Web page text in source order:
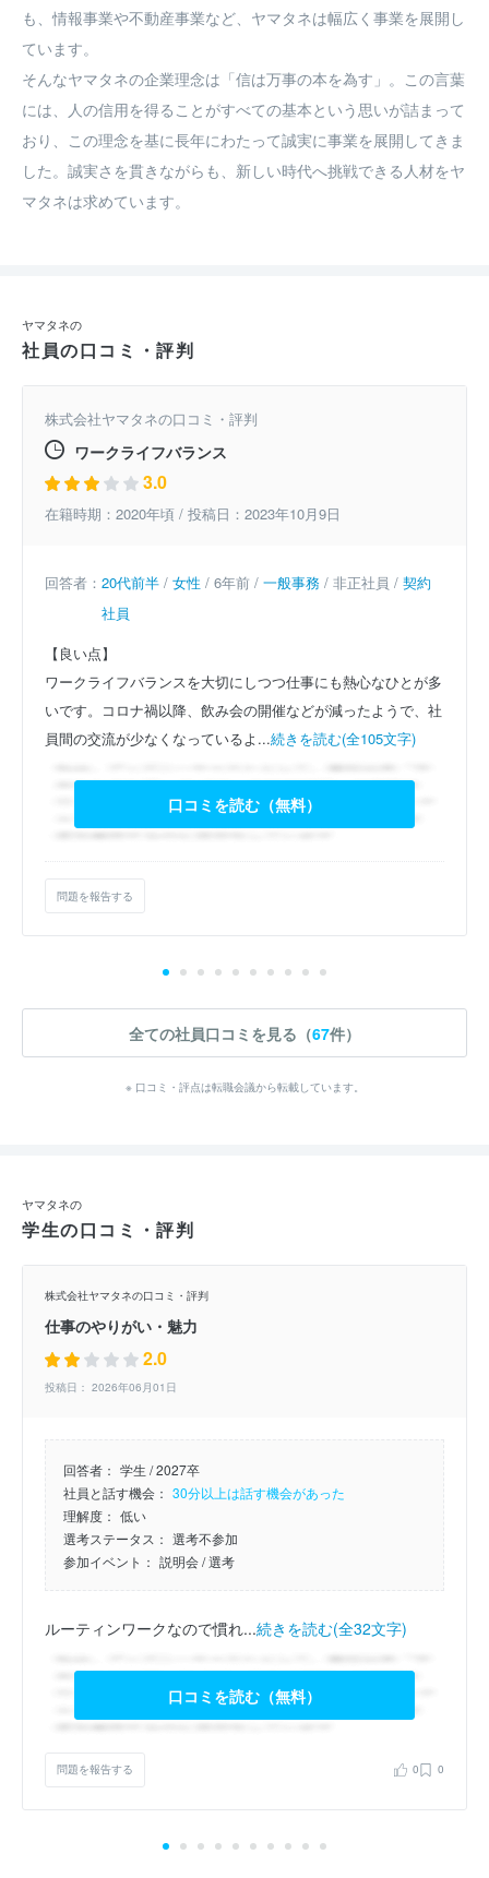
も、情報事業や不動産事業など、ヤマタネは幅広く事業を展開し
ています。
そんなヤマタネの企業理念は「信は万事の本を為す」。この言葉
には、人の信用を得ることがすべての基本という思いが詰まって
おり、この理念を基に長年にわたって誠実に事業を展開してきま
した。誠実さを貫きながらも、新しい時代へ挑戦できる人材をヤ
マタネは求めています。
ヤマタネの
社員の口コミ・評判
株式会社ヤマタネの口コミ・評判
ワークライフバランス
3.0
在籍時期：2020年頃 / 投稿日：2023年10月9日
回答者： 20代前半 / 女性 / 6年前 / 一般事務 / 非正社員 / 契約
社員
【良い点】
ワークライフバランスを大切にしつつ仕事にも熱心なひとが多
いです。コロナ禍以降、飲み会の開催などが減ったようで、社
員間の交流が少なくなっているよ...続きを読む(全105文字)
口コミを読む（無料）
問題を報告する
全ての社員口コミを見る（67件）
※ 口コミ・評点は転職会議から転載しています。
ヤマタネの
学生の口コミ・評判
株式会社ヤマタネの口コミ・評判
仕事のやりがい・魅力
2.0
投稿日： 2026年06月01日
回答者： 学生 / 2027卒
社員と話す機会： 30分以上は話す機会があった
理解度： 低い
選考ステータス： 選考不参加
参加イベント： 説明会/ 選考
ルーティンワークなので慣れ...続きを読む(全32文字)
口コミを読む（無料）
問題を報告する 0 0